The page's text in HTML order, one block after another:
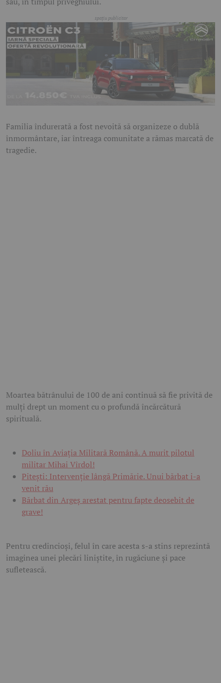
Familia îndurerată a fost nevoită să organizeze o dublă
înmormântare, iar întreaga comunitate a rămas marcată de
tragedie.
Moartea bătrânului de 100 de ani continuă să fie privită de
mulți drept un moment cu o profundă încărcătură
spirituală.
Doliu în Aviația Militară Română. A murit pilotul
militar Mihai Vîrdol!
Pitești: Intervenție lângă Primărie. Unui bărbat i-a
venit rău
Bărbat din Argeș arestat pentru fapte deosebit de
grave!
Pentru credincioși, felul în care acesta s-a stins reprezintă
imaginea unei plecări liniștite, în rugăciune și pace
sufletească.